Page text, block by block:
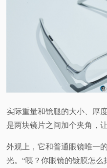
实际重量和镜腿的大小、厚
是两块镜片之间加个夹角，
外观上，它和普通眼镜唯一
光。“咦？你眼镜的镀膜怎